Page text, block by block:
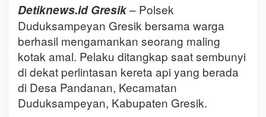
Detiknews.id Gresik– Polsek
Duduksampeyan Gresik bersama warga
berhasil mengamankan seorang maling
kotak amal. Pelaku ditangkap saat sembunyi
di dekat perlintasan kereta api yang berada
di Desa Pandanan, Kecamatan
Duduksampeyan, Kabupaten Gresik.